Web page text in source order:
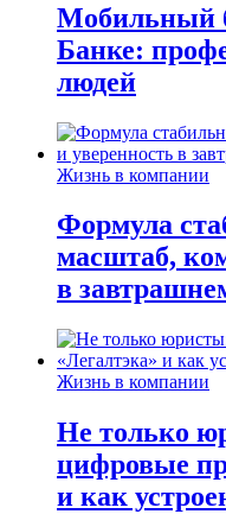
Мобильный
Банке:
людей
Жизнь в компании
Формула
масштаб,
в
Жизнь в компании
Не только
цифровые
и как